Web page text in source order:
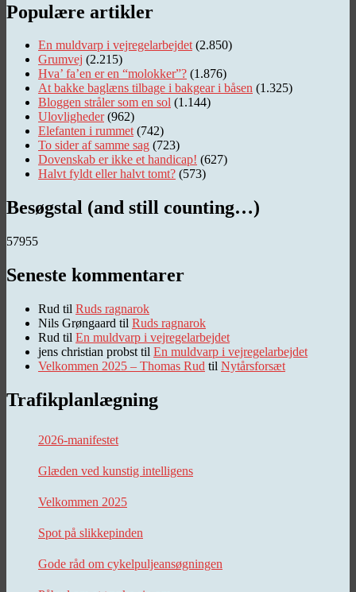
Populære artikler
En muldvarp i vejregelarbejdet (2.850)
Grumvej (2.215)
Hva’ fa’en er en “molokker”? (1.876)
At bakke baglæns tilbage i bakgear i båsen (1.325)
Bloggen stråler som en sol (1.144)
Ulovligheder (962)
Elefanten i rummet (742)
To sider af samme sag (723)
Dovenskab er ikke et handicap! (627)
Halvt fyldt eller halvt tomt? (573)
Besøgstal (and still counting…)
57955
Seneste kommentarer
Rud til Ruds ragnarok
Nils Grøngaard til Ruds ragnarok
Rud til En muldvarp i vejregelarbejdet
jens christian probst til En muldvarp i vejregelarbejdet
Velkommen 2025 – Thomas Rud til Nytårsforsæt
Trafikplanlægning
2026-manifestet
Glæden ved kunstig intelligens
Velkommen 2025
Spot på slikkepinden
Gode råd om cykelpuljeansøgningen